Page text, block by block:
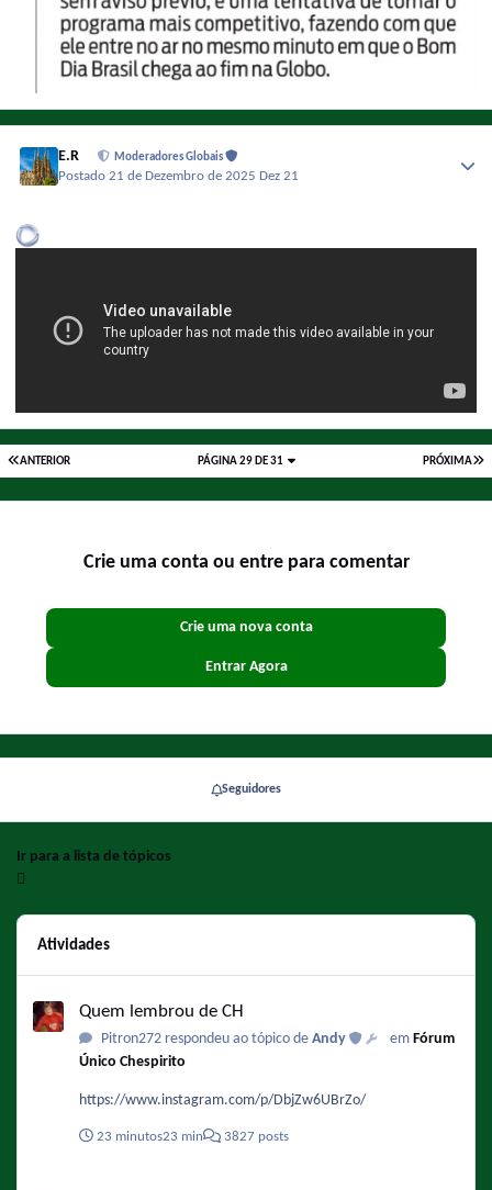
E.R Moderadores Globais
Postado21 de Dezembro de 2025 Dez 21
ANTERIOR PRÓXIMA
PÁGINA 29 DE 31
Crie uma conta ou entre para comentar
Crie uma nova conta
Entrar Agora
Seguidores
Ir para a lista de tópicos
Atividades
Quem lembrou de CH
Pitron272 respondeu ao tópico de Andy em Fórum
Único Chespirito
https://www.instagram.com/p/DbjZw6UBrZo/
23 minutos23 min 3827 posts